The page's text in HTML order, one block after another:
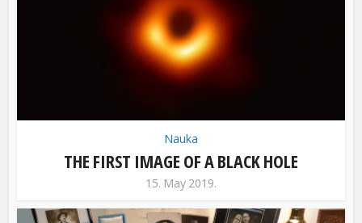
Nauka
THE FIRST IMAGE OF A BLACK HOLE
15. May 2019.